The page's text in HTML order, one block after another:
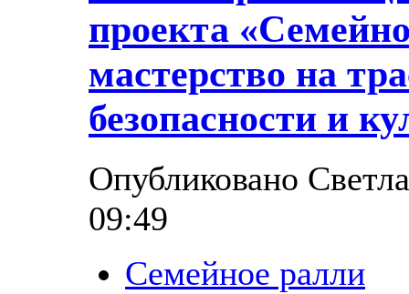
проекта
мастерство на
безопасности и
Опубликовано
09:49
Семейное ралли